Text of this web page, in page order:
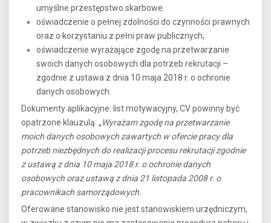
umyślne przestępstwo skarbowe.
oświadczenie o pełnej zdolności do czynności prawnych
oraz o korzystaniu z pełni praw publicznych;
oświadczenie wyrażające zgodę na przetwarzanie
swoich danych osobowych dla potrzeb rekrutacji –
zgodnie z ustawa z dnia 10 maja 2018 r. o ochronie
danych osobowych.
Dokumenty aplikacyjne: list motywacyjny, CV powinny być
opatrzone klauzulą: „Wyrażam zgodę na przetwarzanie
moich danych osobowych zawartych w ofercie pracy dla
potrzeb niezbędnych do realizacji procesu rekrutacji zgodnie
z ustawą z dnia 10 maja 2018 r. o ochronie danych
osobowych oraz ustawą z dnia 21 listopada 2008 r. o
pracownikach samorządowych.
Oferowane stanowisko nie jest stanowiskiem urzędniczym,